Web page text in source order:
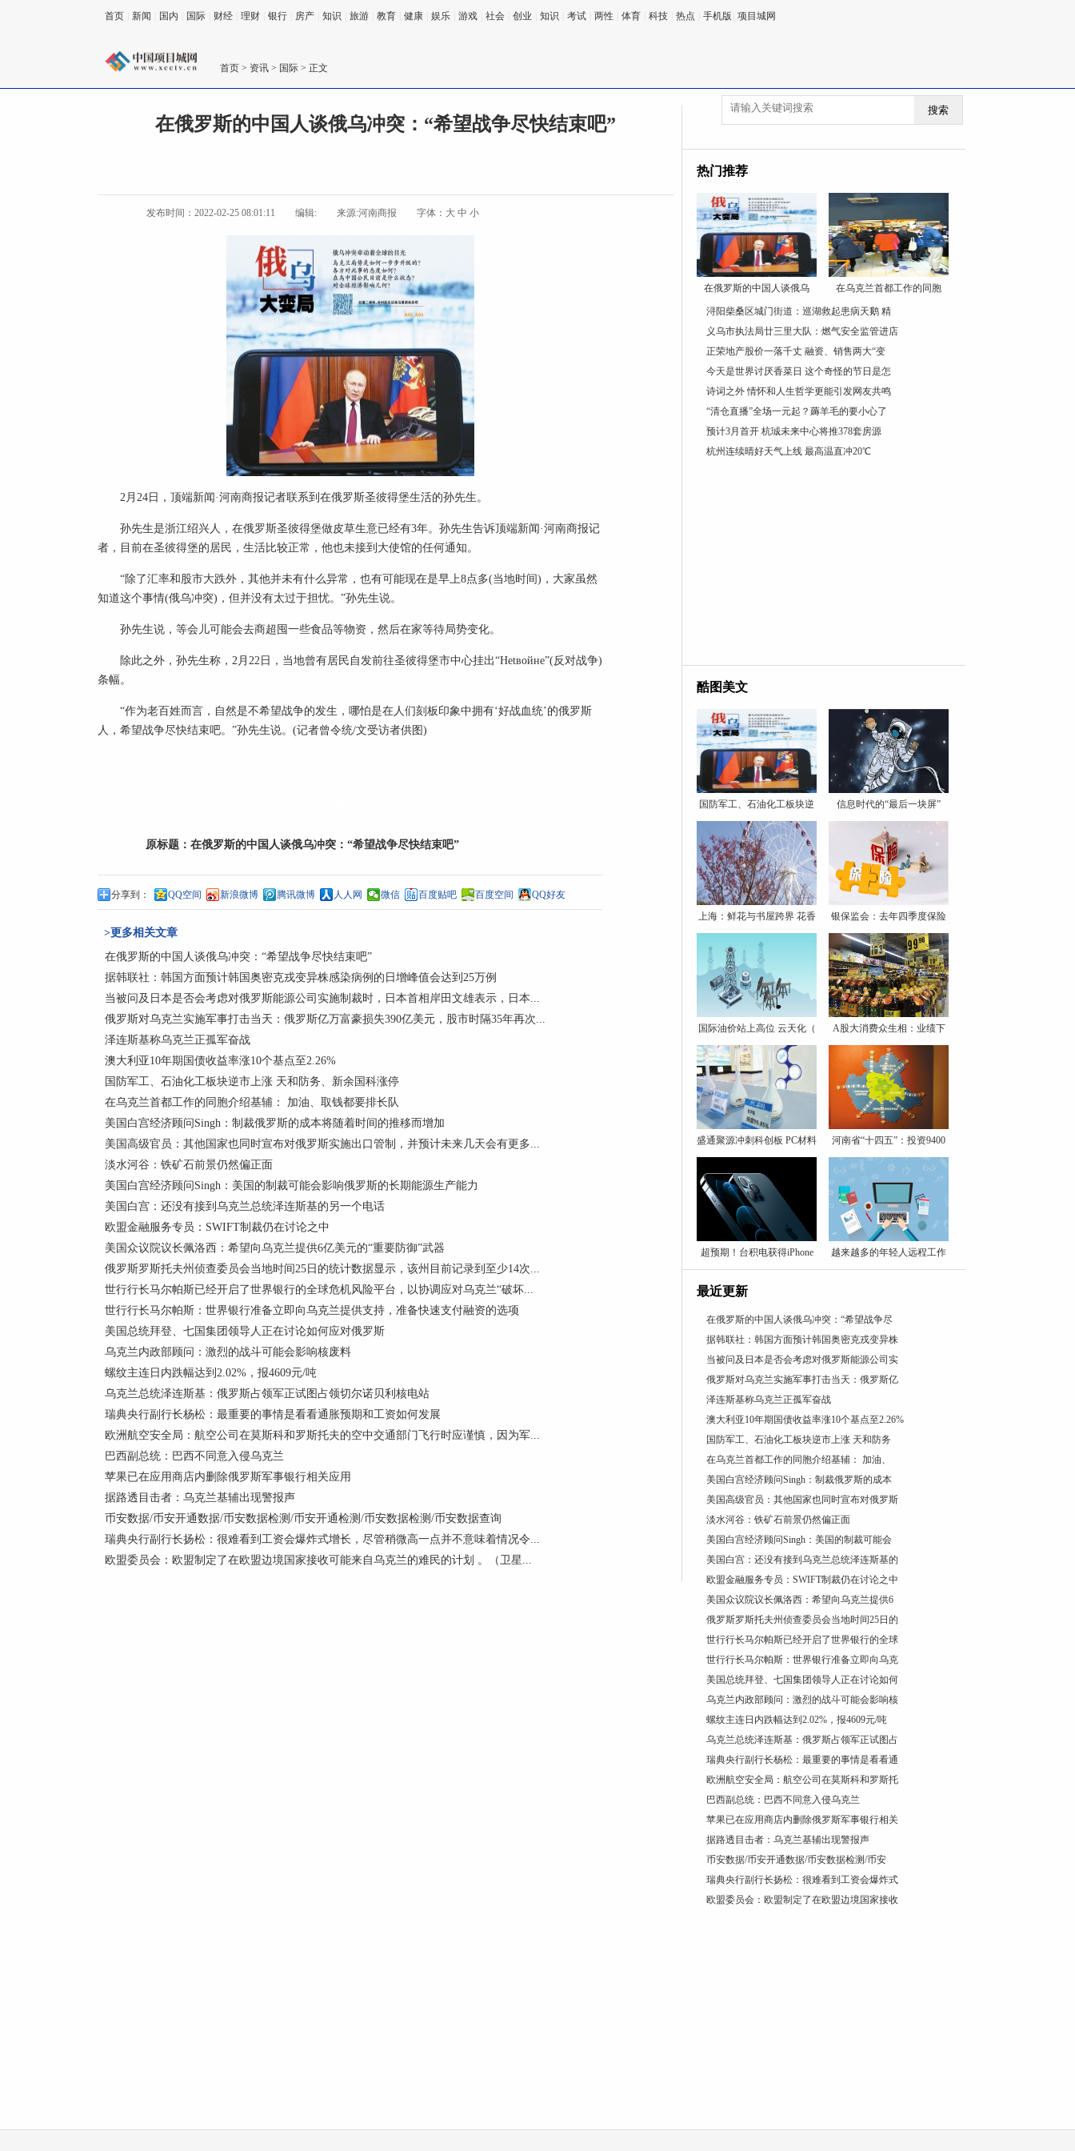
首页 新闻 国内 国际 财经 理财 银行 房产 知识 旅游 教育 健康 娱乐 游戏 社会 创业 知识 考试 两性 体育 科技 热点 手机版 项目城网
首页 > 资讯 > 国际 > 正文
搜索
在俄罗斯的中国人谈俄乌冲突：“希望战争尽快结束吧”
发布时间：2022-02-25 08:01:11 编辑: 来源:河南商报 字体： 大 中 小
2月24日，顶端新闻·河南商报记者联系到在俄罗斯圣彼得堡生活的孙先生。
孙先生是浙江绍兴人，在俄罗斯圣彼得堡做皮草生意已经有3年。孙先生告诉顶端新闻·河南商报记
者，目前在圣彼得堡的居民，生活比较正常，他也未接到大使馆的任何通知。
“除了汇率和股市大跌外，其他并未有什么异常，也有可能现在是早上8点多(当地时间)，大家虽然
知道这个事情(俄乌冲突)，但并没有太过于担忧。”孙先生说。
孙先生说，等会儿可能会去商超囤一些食品等物资，然后在家等待局势变化。
除此之外，孙先生称，2月22日，当地曾有居民自发前往圣彼得堡市中心挂出“Hetвойне”(反对战争)
条幅。
“作为老百姓而言，自然是不希望战争的发生，哪怕是在人们刻板印象中拥有‘好战血统’的俄罗斯
人，希望战争尽快结束吧。”孙先生说。(记者曾令统/文受访者供图)
原标题： 在俄罗斯的中国人谈俄乌冲突：“希望战争尽快结束吧”
分享到： QQ空间 新浪微博 腾讯微博 人人网 微信 百度贴吧 百度空间 QQ好友
>更多相关文章
在俄罗斯的中国人谈俄乌冲突：“希望战争尽快结束吧”
据韩联社：韩国方面预计韩国奥密克戎变异株感染病例的日增峰值会达到25万例
当被问及日本是否会考虑对俄罗斯能源公司实施制裁时，日本首相岸田文雄表示，日本...
俄罗斯对乌克兰实施军事打击当天：俄罗斯亿万富豪损失390亿美元，股市时隔35年再次...
泽连斯基称乌克兰正孤军奋战
澳大利亚10年期国债收益率涨10个基点至2.26%
国防军工、石油化工板块逆市上涨 天和防务、新余国科涨停
在乌克兰首都工作的同胞介绍基辅： 加油、取钱都要排长队
美国白宫经济顾问Singh：制裁俄罗斯的成本将随着时间的推移而增加
美国高级官员：其他国家也同时宣布对俄罗斯实施出口管制，并预计未来几天会有更多...
淡水河谷：铁矿石前景仍然偏正面
美国白宫经济顾问Singh：美国的制裁可能会影响俄罗斯的长期能源生产能力
美国白宫：还没有接到乌克兰总统泽连斯基的另一个电话
欧盟金融服务专员：SWIFT制裁仍在讨论之中
美国众议院议长佩洛西：希望向乌克兰提供6亿美元的“重要防御”武器
俄罗斯罗斯托夫州侦查委员会当地时间25日的统计数据显示，该州目前记录到至少14次...
世行行长马尔帕斯已经开启了世界银行的全球危机风险平台，以协调应对乌克兰“破坏...
世行行长马尔帕斯：世界银行准备立即向乌克兰提供支持，准备快速支付融资的选项
美国总统拜登、七国集团领导人正在讨论如何应对俄罗斯
乌克兰内政部顾问：激烈的战斗可能会影响核废料
螺纹主连日内跌幅达到2.02%，报4609元/吨
乌克兰总统泽连斯基：俄罗斯占领军正试图占领切尔诺贝利核电站
瑞典央行副行长杨松：最重要的事情是看看通胀预期和工资如何发展
欧洲航空安全局：航空公司在莫斯科和罗斯托夫的空中交通部门飞行时应谨慎，因为军...
巴西副总统：巴西不同意入侵乌克兰
苹果已在应用商店内删除俄罗斯军事银行相关应用
据路透目击者：乌克兰基辅出现警报声
币安数据/币安开通数据/币安数据检测/币安开通检测/币安数据检测/币安数据查询
瑞典央行副行长扬松：很难看到工资会爆炸式增长，尽管稍微高一点并不意味着情况令...
欧盟委员会：欧盟制定了在欧盟边境国家接收可能来自乌克兰的难民的计划 。（卫星...
热门推荐
在俄罗斯的中国人谈俄乌 在乌克兰首都工作的同胞
浔阳柴桑区城门街道：巡湖救起患病天鹅 精
义乌市执法局廿三里大队：燃气安全监管进店
正荣地产股价一落千丈 融资、销售两大“变
今天是世界讨厌香菜日 这个奇怪的节日是怎
诗词之外 情怀和人生哲学更能引发网友共鸣
“清仓直播”全场一元起？薅羊毛的要小心了
预计3月首开 杭珹未来中心将推378套房源
杭州连续晴好天气上线 最高温直冲20℃
酷图美文
国防军工、石油化工板块逆
市
信息时代的“最后一块屏”
上海：鲜花与书屋跨界 花香
银保监会：去年四季度保险
消
国际油价站上高位 云天化（
A股大消费众生相：业绩下
降
盛通聚源冲刺科创板 PC材料 河南省“十四五”：投资9400
超预期！台积电获得iPhone 越来越多的年轻人远程工作
最近更新
在俄罗斯的中国人谈俄乌冲突：“希望战争尽
据韩联社：韩国方面预计韩国奥密克戎变异株
当被问及日本是否会考虑对俄罗斯能源公司实
俄罗斯对乌克兰实施军事打击当天：俄罗斯亿
泽连斯基称乌克兰正孤军奋战
澳大利亚10年期国债收益率涨10个基点至2.26%
国防军工、石油化工板块逆市上涨 天和防务
在乌克兰首都工作的同胞介绍基辅： 加油、
美国白宫经济顾问Singh：制裁俄罗斯的成本
美国高级官员：其他国家也同时宣布对俄罗斯
淡水河谷：铁矿石前景仍然偏正面
美国白宫经济顾问Singh：美国的制裁可能会
美国白宫：还没有接到乌克兰总统泽连斯基的
欧盟金融服务专员：SWIFT制裁仍在讨论之中
美国众议院议长佩洛西：希望向乌克兰提供6
俄罗斯罗斯托夫州侦查委员会当地时间25日的
世行行长马尔帕斯已经开启了世界银行的全球
世行行长马尔帕斯：世界银行准备立即向乌克
美国总统拜登、七国集团领导人正在讨论如何
乌克兰内政部顾问：激烈的战斗可能会影响核
螺纹主连日内跌幅达到2.02%，报4609元/吨
乌克兰总统泽连斯基：俄罗斯占领军正试图占
瑞典央行副行长杨松：最重要的事情是看看通
欧洲航空安全局：航空公司在莫斯科和罗斯托
巴西副总统：巴西不同意入侵乌克兰
苹果已在应用商店内删除俄罗斯军事银行相关
据路透目击者：乌克兰基辅出现警报声
币安数据/币安开通数据/币安数据检测/币安
瑞典央行副行长扬松：很难看到工资会爆炸式
欧盟委员会：欧盟制定了在欧盟边境国家接收